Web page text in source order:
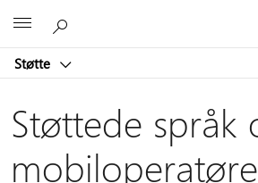
Støtte
Støttede språk